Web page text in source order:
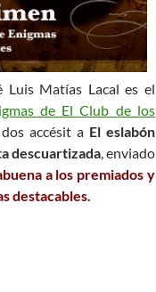
Luis Matías Lacal es el
de El Club de los
accésit a El eslabón
descuartizada, enviado
a los premiados y
destacables.